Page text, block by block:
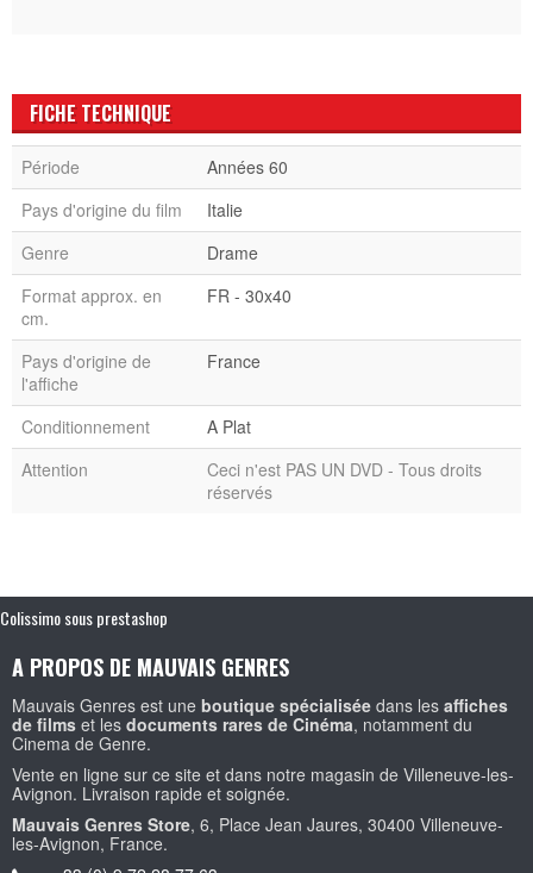
FICHE TECHNIQUE
Période
Années 60
Pays d'origine du film
Italie
Genre
Drame
Format approx. en
cm.
FR - 30x40
Pays d'origine de
l'affiche
France
Conditionnement
A Plat
Attention
Ceci n'est PAS UN DVD - Tous droits
réservés
Colissimo sous prestashop
A PROPOS DE MAUVAIS GENRES
Mauvais Genres est une boutique spécialisée dans les affiches
de films et les documents rares de Cinéma, notamment du
Cinema de Genre.
Vente en ligne sur ce site et dans notre magasin de Villeneuve-les-
Avignon. Livraison rapide et soignée.
Mauvais Genres Store, 6, Place Jean Jaures, 30400 Villeneuve-
les-Avignon, France.